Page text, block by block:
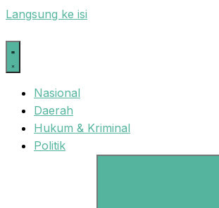
Langsung ke isi
Nasional
Daerah
Hukum & Kriminal
Politik